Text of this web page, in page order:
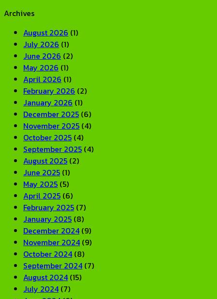
Archives
August 2026 (1)
July 2026 (1)
June 2026 (2)
May 2026 (1)
April 2026 (1)
February 2026 (2)
January 2026 (1)
December 2025 (6)
November 2025 (4)
October 2025 (4)
September 2025 (4)
August 2025 (2)
June 2025 (1)
May 2025 (5)
April 2025 (6)
February 2025 (7)
January 2025 (8)
December 2024 (9)
November 2024 (9)
October 2024 (8)
September 2024 (7)
August 2024 (15)
July 2024 (7)